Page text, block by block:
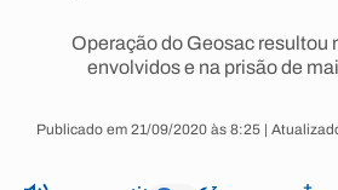
Operação do Geosac resultou
envolvidos e na prisão de
Publicado em 21/09/2020 às 8:25 |